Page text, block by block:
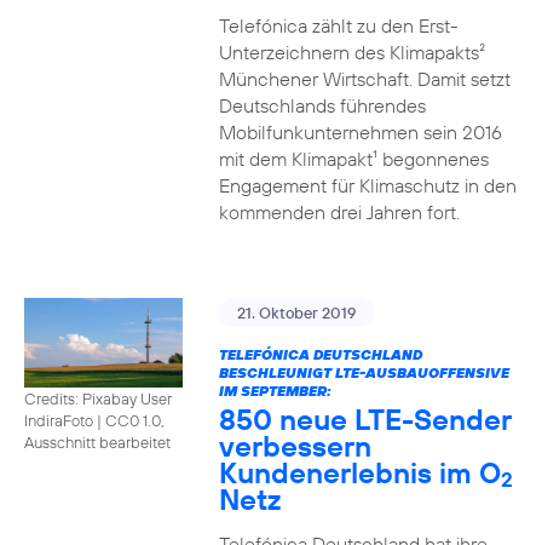
Telefónica zählt zu den Erst-
Unterzeichnern des Klimapakts²
Münchener Wirtschaft. Damit setzt
Deutschlands führendes
Mobilfunkunternehmen sein 2016
mit dem Klimapakt¹ begonnenes
Engagement für Klimaschutz in den
kommenden drei Jahren fort.
Credits: Pixabay User
IndiraFoto | CC0 1.0,
Ausschnitt bearbeitet
21. Oktober 2019
TELEFÓNICA DEUTSCHLAND
BESCHLEUNIGT LTE-AUSBAUOFFENSIVE
IM SEPTEMBER:
850 neue LTE-Sender
verbessern
Kundenerlebnis im O2
Netz